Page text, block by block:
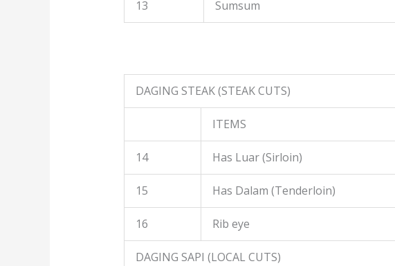
13 Sumsum
DAGING STEAK (STEAK CUTS)
ITEMS
14 Has Luar (Sirloin)
15 Has Dalam (Tenderloin)
16 Rib eye
DAGING SAPI (LOCAL CUTS)